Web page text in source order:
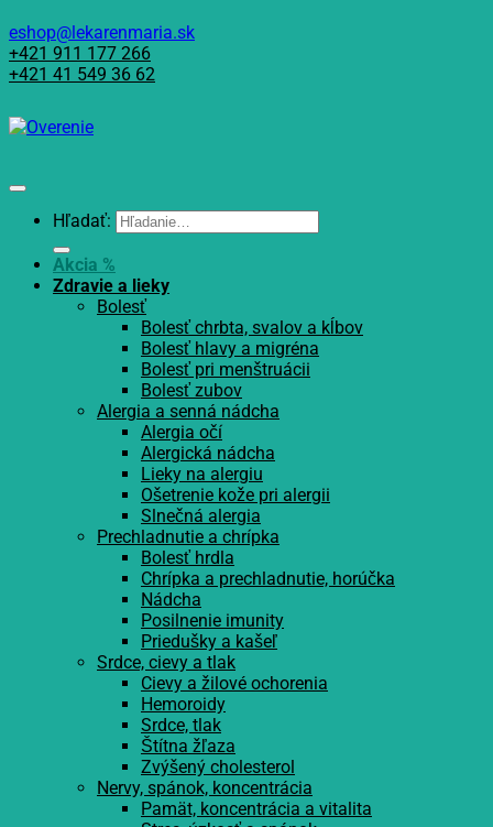
eshop@lekarenmaria.sk
+421 911 177 266
+421 41 549 36 62
Hľadať:
Akcia %
Zdravie a lieky
Bolesť
Bolesť chrbta, svalov a kĺbov
Bolesť hlavy a migréna
Bolesť pri menštruácii
Bolesť zubov
Alergia a senná nádcha
Alergia očí
Alergická nádcha
Lieky na alergiu
Ošetrenie kože pri alergii
Slnečná alergia
Prechladnutie a chrípka
Bolesť hrdla
Chrípka a prechladnutie, horúčka
Nádcha
Posilnenie imunity
Priedušky a kašeľ
Srdce, cievy a tlak
Cievy a žilové ochorenia
Hemoroidy
Srdce, tlak
Štítna žľaza
Zvýšený cholesterol
Nervy, spánok, koncentrácia
Pamät, koncentrácia a vitalita